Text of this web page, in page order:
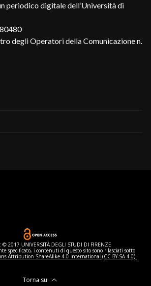
periodico digitale dell’Università di
degli Operatori della Comunicazione n.
© 2017 UNIVERSITÀ DEGLI STUDI DI FIRENZE
specificato, i contenuti di questo sito sono rilasciati sotto
Attribution ShareAlike 4.0 International (CC BY-SA 4.0).
Torna su